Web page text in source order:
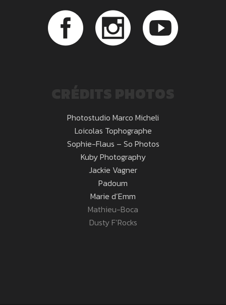
Photostudio Marco Micheli
Loicolas Tophographe
Sophie-Flaus – So Photos
Kuby Photography
Jackie Vagner
Padoum
Marie d’Emm
Mathieu-Boca
Dusty F’Rocks